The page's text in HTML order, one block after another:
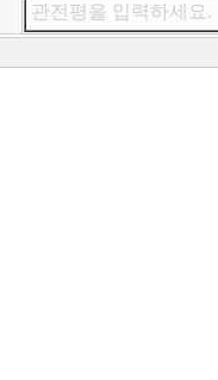
관전평을 입력하세요.